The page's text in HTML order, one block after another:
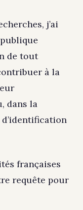
j’ai
de tout
à la
dans la
françaises
requête pour